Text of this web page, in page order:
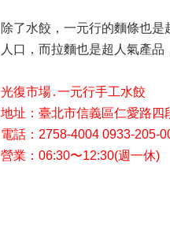
除了水餃，一元行的麵條也
人口，而拉麵也是超人氣產
光復市場․一元行手工水餃
地址：臺北市信義區仁愛路
電話：2758-4004 0933-205-
營業：06:30〜12:30(週一休)